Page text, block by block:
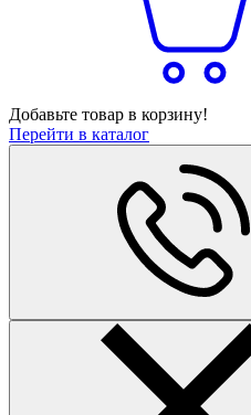
Добавьте товар в корзину!
Перейти в каталог